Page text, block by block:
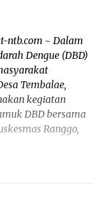
ntb.com ~ Dalam
Dengue (DBD)
Tembalae,
kegiatan
DBD bersama
Ranggo,